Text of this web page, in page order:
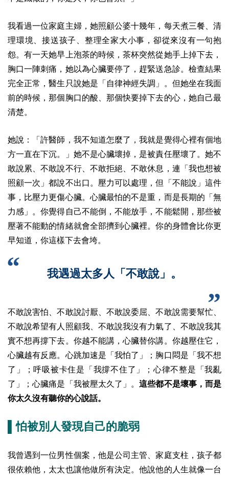
我看過一位家庭主婦，她照顧公婆十幾年，每天煮三餐、清
理環境、接送孩子、整理全家大小事，卻從來沒有一句抱
怨。有一天她早上泡茶的時候，茶杯突然從她手上掉下去，
胸口一陣刺痛，她以為心臟要停了，趕緊送急診。檢查結果
完全正常，醫生只說她是「自律神經失調」。但她坐在我面
前的時候，那個胸口的酸、那個快要掉下去的心，她自己最
清楚。
她說：「許醫師，我不知道怎麼了，我就是覺得心裡有個地
方一直在下沉。」她不是心臟壞掉，是被責任壓壞了。她不
敢說累、不敢說不行、不敢拒絕、不敢休息，連「我也想被
照顧一次」都說不出口。壓力可以處理，但「不能說」這件
事，比壓力更傷心臟。心臟最怕的不是重，而是長期的「無
力感」。你覺得自己不能倒，不能放手，不能鬆開，那些被
壓著不能動的情緒就會全部擠到心臟裡。你的身體會比你更
早知道，你這樣下去會垮。
我遇過太多人「不敢說」。
不敢說害怕、不敢說討厭、不敢說委屈、不敢說需要幫忙、
不敢說希望有人照顧我、不敢說我沒有力氣了、不敢說我其
實不想再撐下去。你越不能講，心臟替你講。你越壓住它，
心臟越有反應。心跳加速是「我怕了」；胸口悶是「我不想
了」；呼吸被卡住是「我撐不住了」；心律不整是「我亂
了」；心臟痛是「我被壓太久了」。這些都不是壞事，而是
你太久沒有聽你的心說話。
▌怕被別人發現自己的脆弱
我曾遇到一位男性個案，他是公司主管、家庭支柱，孩子都
很依賴他，太太也讓他做所有決定。他說他的人生就像一台